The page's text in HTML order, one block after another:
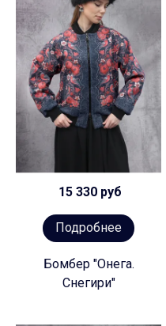
15 330 руб
Подробнее
Бомбер "Онега.
Снегири"